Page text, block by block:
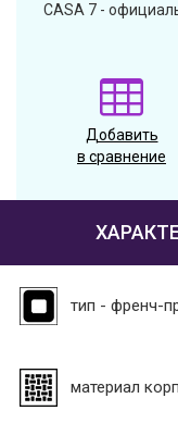
CASA 7 -
Добавить
в сравнение
тип - френч-
материал